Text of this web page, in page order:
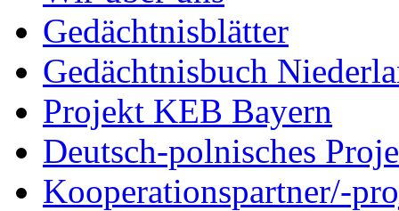
Gedächtnisblätter
Gedächtnisbuch
Projekt KEB Bayern
Deutsch-polnisches
Kooperationspartner/-